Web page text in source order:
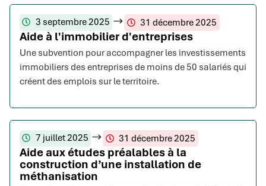
3 septembre 2025 31 décembre 2025
Aide à l'immobilier d'entreprises
Une subvention pour accompagner les investissements
immobiliers des entreprises de moins de 50 salariés qui
créent des emplois sur le territoire.
7 juillet 2025 31 décembre 2025
Aide aux études préalables à la
construction d’une installation de
méthanisation